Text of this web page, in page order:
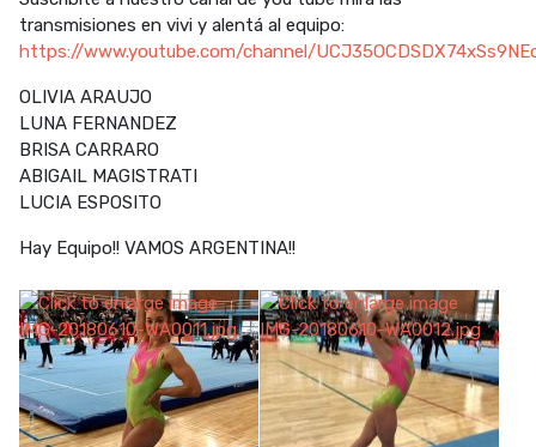
transmisiones en vivi y alentá al equipo:
https://www.youtube.com/channel/
OLIVIA ARAUJO
LUNA FERNANDEZ
BRISA CARRARO
ABIGAIL MAGISTRATI
LUCIA ESPOSITO
Hay Equipo!! VAMOS ARGENTINA!!